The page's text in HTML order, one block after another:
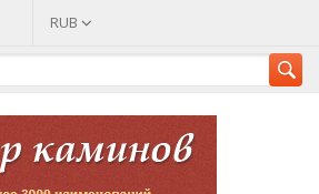
RUB